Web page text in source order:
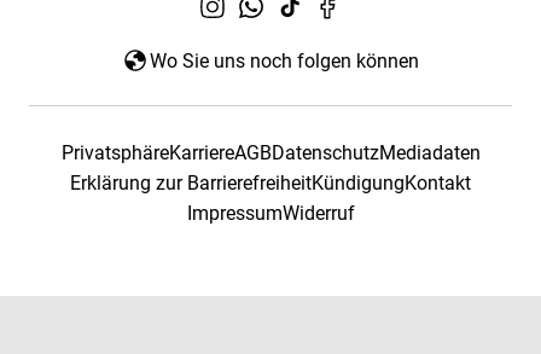
Wo Sie uns noch folgen können
PrivatsphäreKarriereAGBDatenschutzMediadaten
Erklärung zur BarrierefreiheitKündigungKontakt
ImpressumWiderruf